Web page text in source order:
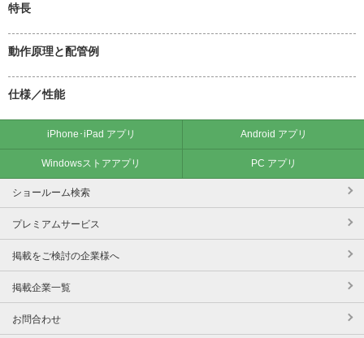
特長
動作原理と配管例
仕様／性能
iPhone･iPad アプリ Android アプリ
Windowsストアアプリ PC アプリ
ショールーム検索
プレミアムサービス
掲載をご検討の企業様へ
掲載企業一覧
お問合わせ